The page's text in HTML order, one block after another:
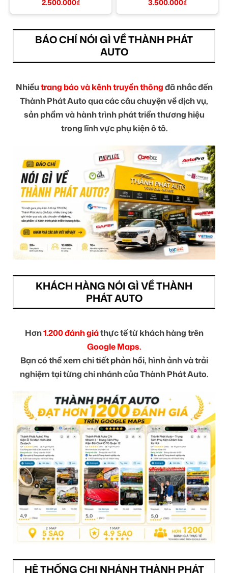
BÁO CHÍ NÓI GÌ VỀ THÀNH PHÁT
AUTO
Nhiềutrang báo và kênh truyền thôngđã nhắc đến
Thành Phát Auto qua các câu chuyện về dịch vụ,
sản phẩm và hành trình phát triển thương hiệu
trong lĩnh vực phụ kiện ô tô.
KHÁCH HÀNG NÓI GÌ VỀ THÀNH
PHÁT AUTO
Hơn1.200 đánh giáthực tế từ khách hàng trên
Google Maps.
Bạn có thể xem chi tiết phản hồi, hình ảnh và trải
nghiệm tại từng chi nhánh của Thành Phát Auto.
HỆ THỐNG CHI NHÁNH THÀNH PHÁT